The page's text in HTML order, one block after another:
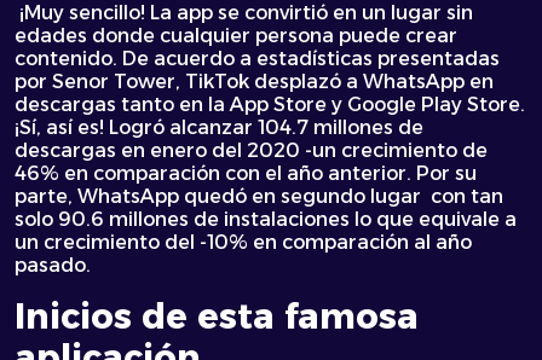
¡Muy sencillo! La app se convirtió en un lugar sin
edades donde cualquier persona puede crear
contenido. De acuerdo a estadísticas presentadas
por Senor Tower, TikTok desplazó a WhatsApp en
descargas tanto en la App Store y Google Play Store.
¡Sí, así es! Logró alcanzar 104.7 millones de
descargas en enero del 2020 -un crecimiento de
46% en comparación con el año anterior. Por su
parte, WhatsApp quedó en segundo lugar con tan
solo 90.6 millones de instalaciones lo que equivale a
un crecimiento del -10% en comparación al año
pasado.
Inicios de esta famosa